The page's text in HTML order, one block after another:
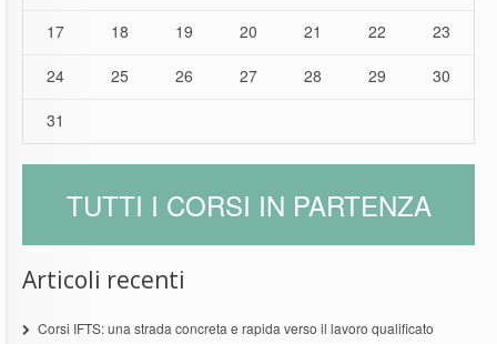
17
18 19 20 21 22
23
24
25 26 27 28 29
30
31
TUTTI I CORSI IN PARTENZA
Articoli recenti
Corsi IFTS: una strada concreta e rapida verso il lavoro qualificato